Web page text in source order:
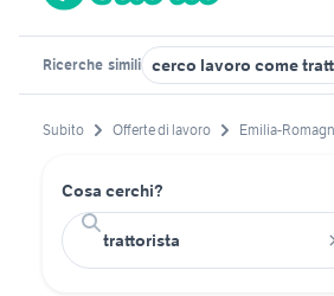
Ricerche simili cerco lavoro come
Subito Offerte di lavoro Emilia-
Cosa cerchi?